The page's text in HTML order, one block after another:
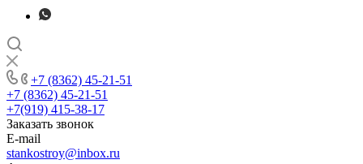
+7 (8362) 45-21-51
+7 (8362) 45-21-51
+7(919) 415-38-17
Заказать звонок
E-mail
stankostroy@inbox.ru